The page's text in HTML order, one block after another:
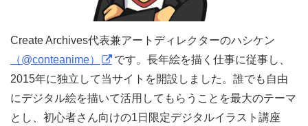
Create Archives代表兼アートディレクターのハシケン
（@conteanime）
です。長年絵を描く仕事に従事し、
2015年に独立して当サイトを開設しました。誰でも自由
にデジタル絵を描いて活用してもらうことを最大のテーマ
とし、初心者さん向けの1日限定デジタルイラスト講座